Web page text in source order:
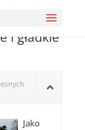
i gładkie
Jako